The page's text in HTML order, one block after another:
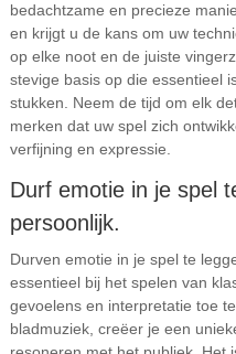
bedachtzame en precieze
en krijgt u de kans om uw
op elke noot en de juiste
stevige basis op die essentieel
stukken. Neem de tijd om elk
merken dat uw spel zich
verfijning en expressie.
Durf emotie in je spel
persoonlijk.
Durven emotie in je spel te
essentieel bij het spelen van
gevoelens en interpretatie toe
bladmuziek, creëer je een